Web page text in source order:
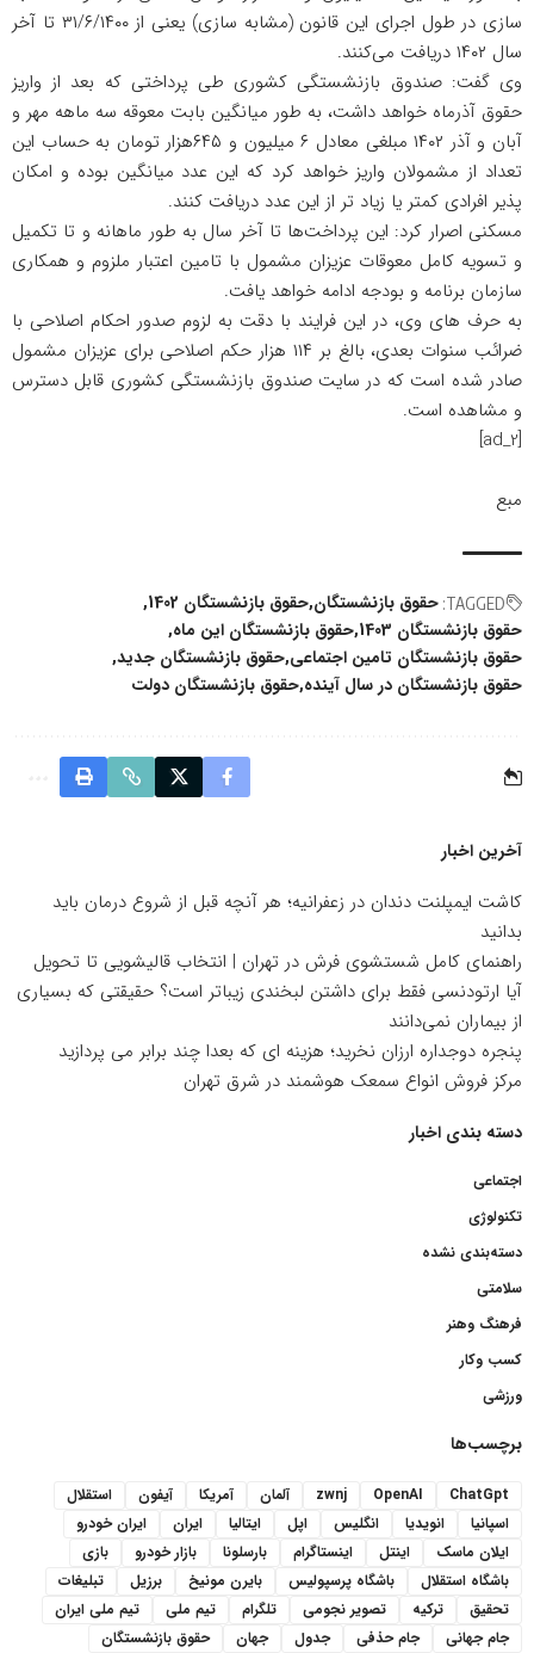
سازی در طول اجرای این قانون (مشابه سازی) یعنی از ۳۱/۶/۱۴۰۰ تا آخر
سال ۱۴۰۲ دریافت می‌کنند.
وی گفت: صندوق بازنشستگی کشوری طی پرداختی که بعد از واریز
حقوق آذرماه خواهد داشت، به طور میانگین بابت معوقه سه ماهه مهر و
آبان و آذر ۱۴۰۲ مبلغی معادل ۶ میلیون و ۶۴۵هزار تومان به حساب این
تعداد از مشمولان واریز خواهد کرد که این عدد میانگین بوده و امکان
پذیر افرادی کمتر یا زیاد تر از این عدد دریافت کنند.
مسکنی اصرار کرد: این پرداخت‌ها تا آخر سال به طور ماهانه و تا تکمیل
و تسویه کامل معوقات عزیزان مشمول با تامین اعتبار ملزوم و همکاری
سازمان برنامه و بودجه ادامه خواهد یافت.
به حرف های وی، در این فرایند با دقت به لزوم صدور احکام اصلاحی با
ضرائب سنوات بعدی، بالغ بر ۱۱۴ هزار حکم اصلاحی برای عزیزان مشمول
صادر شده است که در سایت صندوق بازنشستگی کشوری قابل دسترس
و مشاهده است.
[ad_2]
مبع
TAGGED: حقوق بازنشستگان حقوق بازنشستگان 1402
حقوق بازنشستگان 1403
حقوق بازنشستگان این ماه
حقوق بازنشستگان تامین اجتماعی حقوق بازنشستگان جدید
حقوق بازنشستگان در سال آینده حقوق بازنشستگان دولت
آخرین اخبار
کاشت ایمپلنت دندان در زعفرانیه؛ هر آنچه قبل از شروع درمان باید
بدانید
راهنمای کامل شستشوی فرش در تهران | انتخاب قالیشویی تا تحویل
آیا ارتودنسی فقط برای داشتن لبخندی زیباتر است؟ حقیقتی که بسیاری
از بیماران نمی‌دانند
پنجره دوجداره ارزان نخرید؛ هزینه ای که بعدا چند برابر می پردازید
مرکز فروش انواع سمعک هوشمند در شرق تهران
دسته بندی اخبار
اجتماعی
تکنولوژی
دسته‌بندی نشده
سلامتی
فرهنگ وهنر
کسب وکار
ورزشی
برچسب‌ها
ChatGpt
OpenAI
zwnj آلمان آمریکا آیفون
استقلال
اسپانیا
انویدیا انگلیس اپل ایتالیا ایران
ایران خودرو
ایلان ماسک
اینتل اینستاگرام بارسلونا بازار خودرو
بازی
باشگاه استقلال
باشگاه پرسپولیس بایرن مونیخ برزیل
تبلیغات
تحقیق
ترکیه تصویر نجومی تلگرام تیم ملی
تیم ملی ایران
جام جهانی
جام حذفی جدول جهان
حقوق بازنشستگان